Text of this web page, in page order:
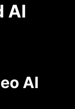
AI
AI